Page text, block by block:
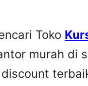
Toko
murah di